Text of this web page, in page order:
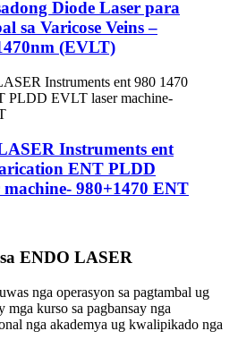
Diode Laser para
sa Varicose Veins –
(EVLT)
Instruments ent
ENT PLDD
980+1470 ENT
ENDO LASER
nga operasyon sa pagtambal ug
mga kurso sa pagbansay nga
nga akademya ug kwalipikado nga